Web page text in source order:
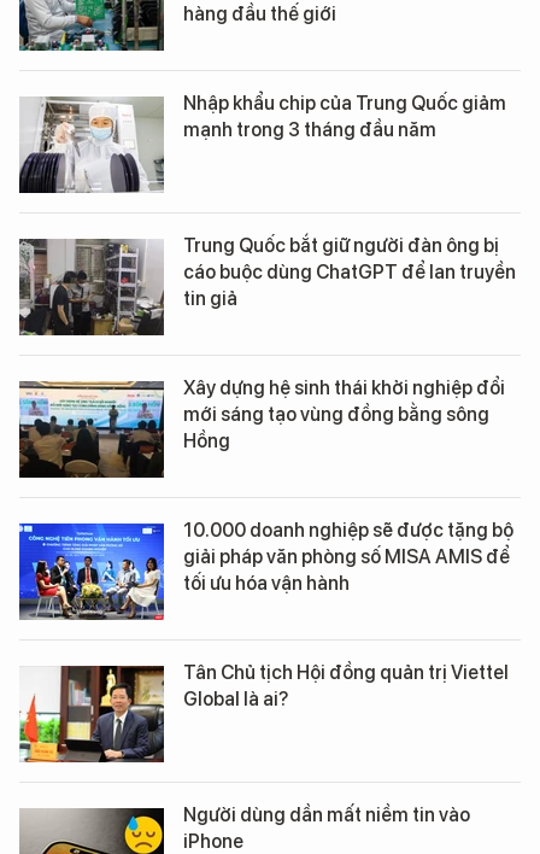
hàng đầu thế giới
Nhập khẩu chip của Trung Quốc giảm
mạnh trong 3 tháng đầu năm
Trung Quốc bắt giữ người đàn ông bị
cáo buộc dùng ChatGPT để lan truyền
tin giả
Xây dựng hệ sinh thái khởi nghiệp đổi
mới sáng tạo vùng đồng bằng sông
Hồng
10.000 doanh nghiệp sẽ được tặng bộ
giải pháp văn phòng số MISA AMIS để
tối ưu hóa vận hành
Tân Chủ tịch Hội đồng quản trị Viettel
Global là ai?
Người dùng dần mất niềm tin vào
iPhone